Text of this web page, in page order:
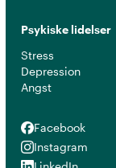
Psykiske lidelser
Stress
Depression
Angst
Facebook
Facebook
Instagram
Instagram